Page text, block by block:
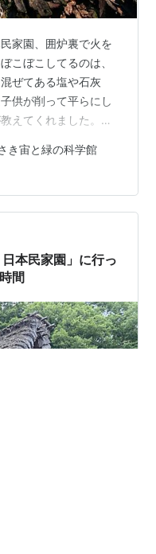
家園、囲炉裏で火を
こぼこしてるのは、
ぜてある塩や石灰
供が削って平らにし
えてくれました。そ
あります）ハルさん
（今日で10回め）
と緑の科学館。私
ナホ）
き宙と緑の科学館
本民家園」に行っ
間